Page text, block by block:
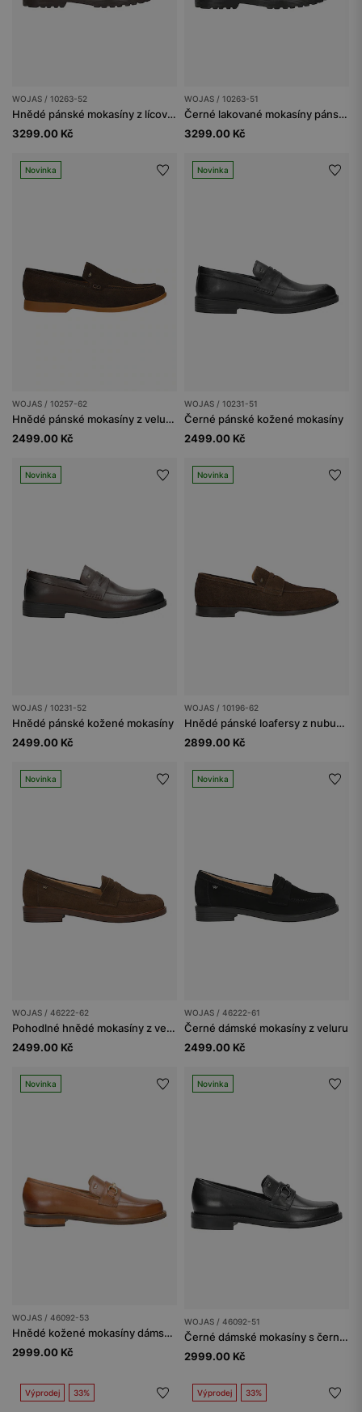
WOJAS / 10263-52
Hnědé pánské mokasíny z lícové kůže
3299.00 Kč
WOJAS / 10263-51
Černé lakované mokasíny pánské
3299.00 Kč
Novinka
WOJAS / 10257-62
Hnědé pánské mokasíny z velurové štípané kůže
2499.00 Kč
Novinka
WOJAS / 10231-51
Černé pánské kožené mokasíny
2499.00 Kč
Novinka
WOJAS / 10231-52
Hnědé pánské kožené mokasíny
2499.00 Kč
Novinka
WOJAS / 10196-62
Hnědé pánské loafersy z nubukové kůže
2899.00 Kč
Novinka
WOJAS / 46222-62
Pohodlné hnědé mokasíny z velurové kůže
2499.00 Kč
Novinka
WOJAS / 46222-61
Černé dámské mokasíny z veluru
2499.00 Kč
Novinka
WOJAS / 46092-53
Hnědé kožené mokasíny dámské se zlatými detaily
2999.00 Kč
Novinka
WOJAS / 46092-51
Černé dámské mokasíny s černou ozdobou
2999.00 Kč
Výprodej 33% Výprodej 33%